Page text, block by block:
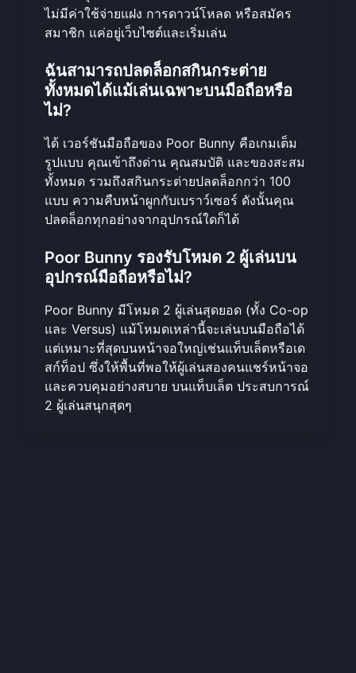
ไม่มีค่าใช้จ่ายแฝง การดาวน์โหลด หรือสมัคร
สมาชิก แค่อยู่เว็บไซต์และเริ่มเล่น
ฉันสามารถปลดล็อกสกินกระต่าย
ทั้งหมดได้แม้เล่นเฉพาะบนมือถือหรือ
ไม่?
ได้ เวอร์ชันมือถือของ Poor Bunny คือเกมเต็ม
รูปแบบ คุณเข้าถึงด่าน คุณสมบัติ และของสะสม
ทั้งหมด รวมถึงสกินกระต่ายปลดล็อกกว่า 100
แบบ ความคืบหน้าผูกกับเบราว์เซอร์ ดังนั้นคุณ
ปลดล็อกทุกอย่างจากอุปกรณ์ใดก็ได้
Poor Bunny รองรับโหมด 2 ผู้เล่นบน
อุปกรณ์มือถือหรือไม่?
Poor Bunny มีโหมด 2 ผู้เล่นสุดยอด (ทั้ง Co-op
และ Versus) แม้โหมดเหล่านี้จะเล่นบนมือถือได้
แต่เหมาะที่สุดบนหน้าจอใหญ่เช่นแท็บเล็ตหรือเด
สก์ท็อป ซึ่งให้พื้นที่พอให้ผู้เล่นสองคนแชร์หน้าจอ
และควบคุมอย่างสบาย บนแท็บเล็ต ประสบการณ์
2 ผู้เล่นสนุกสุดๆ